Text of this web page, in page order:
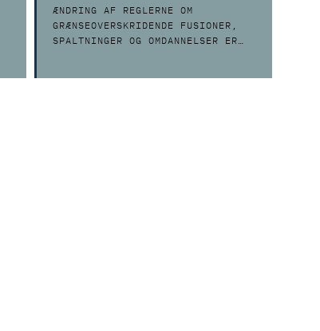
ÆNDRING AF REGLERNE OM
GRÆNSEOVERSKRIDENDE FUSIONER,
SPALTNINGER OG OMDANNELSER ER